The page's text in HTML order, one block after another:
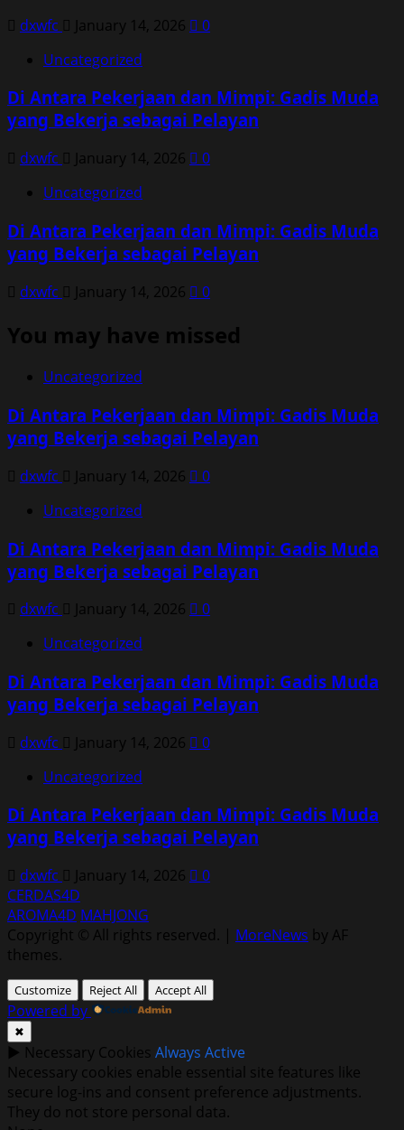
dxwfc January 14, 2026
0
Uncategorized
Di Antara Pekerjaan dan Mimpi: Gadis Muda
yang Bekerja sebagai Pelayan
dxwfc January 14, 2026
0
Uncategorized
Di Antara Pekerjaan dan Mimpi: Gadis Muda
yang Bekerja sebagai Pelayan
dxwfc January 14, 2026 0
You may have missed
Uncategorized
Di Antara Pekerjaan dan Mimpi: Gadis Muda
yang Bekerja sebagai Pelayan
dxwfc January 14, 2026
0
Uncategorized
Di Antara Pekerjaan dan Mimpi: Gadis Muda
yang Bekerja sebagai Pelayan
dxwfc January 14, 2026
0
Uncategorized
Di Antara Pekerjaan dan Mimpi: Gadis Muda
yang Bekerja sebagai Pelayan
dxwfc January 14, 2026
0
Uncategorized
Di Antara Pekerjaan dan Mimpi: Gadis Muda
yang Bekerja sebagai Pelayan
dxwfc January 14, 2026
0
CERDAS4D
AROMA4D MAHJONG
Copyright © All rights reserved. | MoreNews by AF
themes.
Customize Reject All Accept All
Powered by
✖
► Necessary Cookies Always Active
Necessary cookies enable essential site features like
secure log-ins and consent preference adjustments.
They do not store personal data.